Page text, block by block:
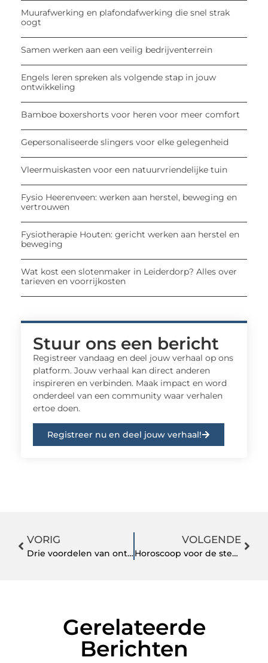
Muurafwerking en plafondafwerking die snel strak
oogt
Samen werken aan een veilig bedrijventerrein
Engels leren spreken als volgende stap in jouw
ontwikkeling
Bamboe boxershorts voor heren voor meer comfort
Gepersonaliseerde slingers voor elke gelegenheid
Vleermuiskasten voor een natuurvriendelijke tuin
Fysio Heerenveen: werken aan herstel, beweging en
vertrouwen
Fysiotherapie Houten: gericht werken aan herstel en
beweging
Wat kost een slotenmaker in Leiderdorp? Alles over
tarieven en voorrijkosten
Stuur ons een bericht
Registreer vandaag en deel jouw verhaal op ons
platform. Jouw verhaal kan direct anderen
inspireren en verbinden. Maak impact en word
onderdeel van een community waar verhalen
ertoe doen.
Registreer nu en deel jouw verhaal!
VORIG
Drie voordelen van onthardingszout
VOLGENDE
Horoscoop voor de sterrenbeelden komende maanden
Gerelateerde
Berichten